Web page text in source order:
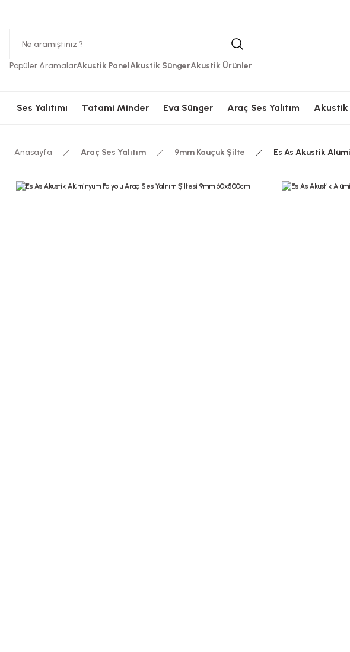
Popüler AramalarAkustik PanelAkustik SüngerAkustik Ürünler
Ses Yalıtımı Tatami Minder Eva Sünger Araç Ses Yalıtım Akustik
Anasayfa Araç Ses Yalıtım 9mm Kauçuk Şilte Es As Akustik